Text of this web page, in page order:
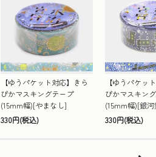
【ゆうパケット対応】きら
ぴかマスキングテープ
(15mm幅)[やまなし]
330円(税込)
【ゆうパケッ
ぴかマスキン
(15mm幅)[銀
330円(税込)